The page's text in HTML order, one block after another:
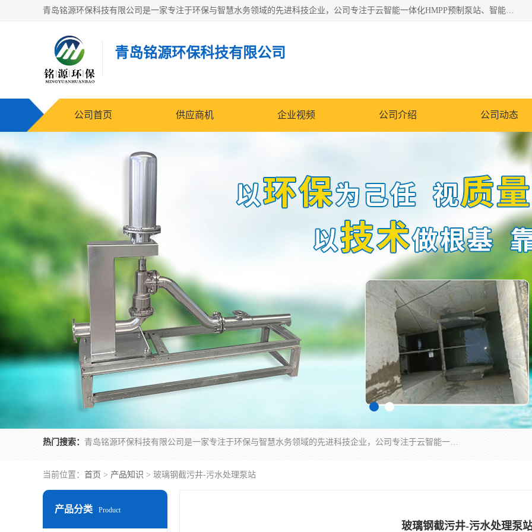
青岛铭源环保科技有限公司是一家专注于环保与智慧水务领域的先进科技企业，公司专注于云智能一体化HMPP预制泵站、智能截流井设备、调蓄池雨洪管理设备、水务循环利用、云智慧水务开发及新型环保技术研发等领域。
青岛铭源环保科技有限公司
公司首页 供应商机 企业视频 公司介绍 公司动态
热门搜索： 青岛铭源环保科技有限公司是一家专注于环保与智慧水务领域的先进科技企业，公司专注于云智能一体化HMPP预制泵站、智能截流井设备、调蓄池雨洪管理设备、水务循环利用、云智慧水务开发及新型环保技术研发等领域。
当前位置： 首页 > 产品知识 > 玻璃钢截污井-污水处理泵站
产品分类 Product
玻璃钢截污井-污水处理泵